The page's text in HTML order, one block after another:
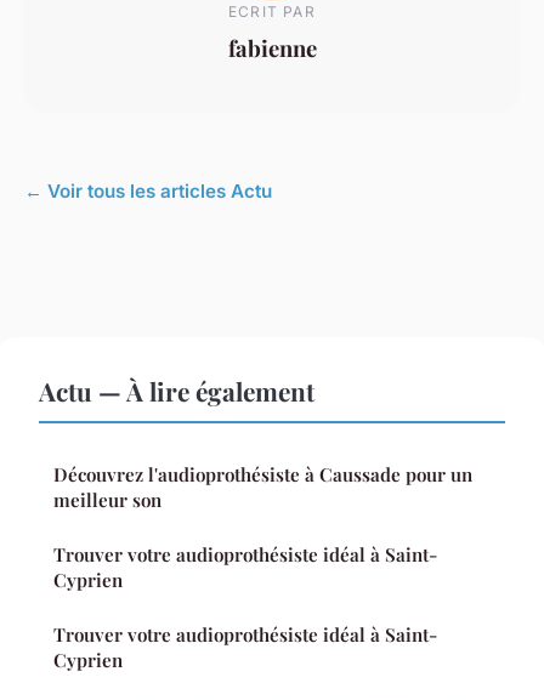
ECRIT PAR
fabienne
← Voir tous les articles Actu
Actu — À lire également
Découvrez l'audioprothésiste à Caussade pour un
meilleur son
Trouver votre audioprothésiste idéal à Saint-
Cyprien
Trouver votre audioprothésiste idéal à Saint-
Cyprien